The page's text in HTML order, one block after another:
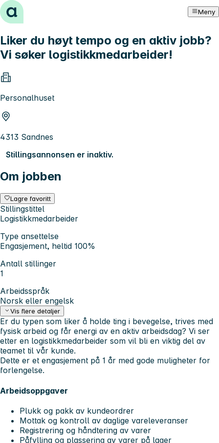
Hopp til innhold Meny
Liker du høyt tempo og en aktiv jobb?
Vi søker logistikkmedarbeider!
Personalhuset
4313 Sandnes
Stillingsannonsen er inaktiv.
Om jobben
Lagre favoritt
Stillingstittel
Logistikkmedarbeider
Type ansettelse
Engasjement, heltid 100%
Antall stillinger
1
Arbeidsspråk
Norsk eller engelsk
Vis flere detaljer
Er du typen som liker å holde ting i bevegelse, trives med
fysisk arbeid og får energi av en aktiv arbeidsdag? Vi ser
etter en logistikkmedarbeider som vil bli en viktig del av
teamet til vår kunde.
Dette er et engasjement på 1 år med gode muligheter for
forlengelse.
Arbeidsoppgaver
Plukk og pakk av kundeordrer
Mottak og kontroll av daglige vareleveranser
Registrering og håndtering av varer
Påfylling og plassering av varer på lager